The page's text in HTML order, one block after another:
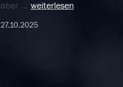
aber ... weiterlesen
27.10.2025